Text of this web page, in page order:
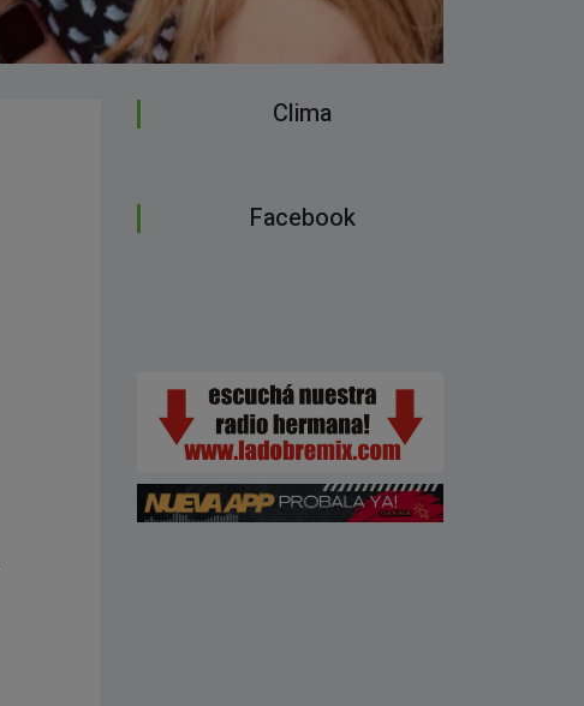
Clima
Facebook